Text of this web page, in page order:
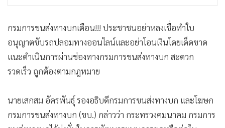
กรมการขนส่งทางบกเตือน!!! ประชาชนอย่าหลงเชื่อทำใบ
อนุญาตขับรถปลอมทางออนไลน์และอย่าโอนเงินโดยเด็ดขาด
แนะดำเนินการผ่านช่องทางกรมการขนส่งทางบก สะดวก
รวดเร็ว ถูกต้องตามกฎหมาย
นายเสกสม อัครพันธุ์ รองอธิบดีกรมการขนส่งทางบก และโฆษก
กรมการขนส่งทางบก (ขบ.) กล่าวว่า กระทรวงคมนาคม กรมการ